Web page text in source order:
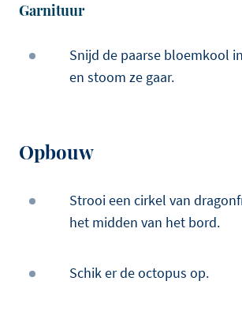
Garnituur
Snijd de paarse bloemkool
en stoom ze gaar.
Opbouw
Strooi een cirkel van
het midden van het bord.
Schik er de octopus op.